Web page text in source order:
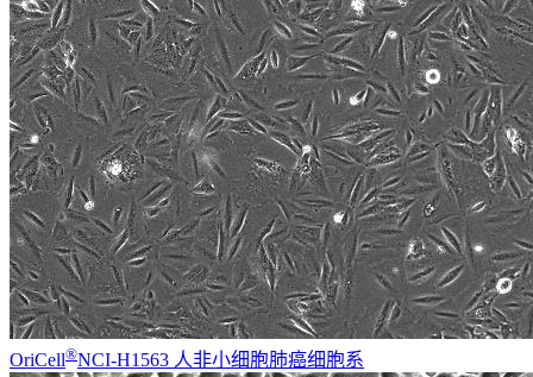
OriCell®NCI-H1563 人非小细胞肺癌细胞系